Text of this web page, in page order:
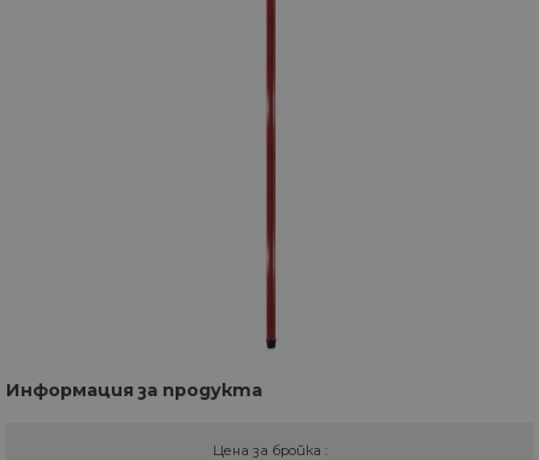
Информация за продукта
Цена за бройка :